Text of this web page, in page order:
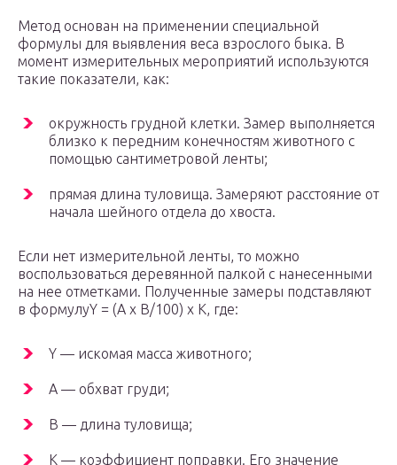
Метод основан на применении специальной
формулы для выявления веса взрослого быка. В
момент измерительных мероприятий используются
такие показатели, как:
окружность грудной клетки. Замер выполняется
близко к передним конечностям животного с
помощью сантиметровой ленты;
прямая длина туловища. Замеряют расстояние от
начала шейного отдела до хвоста.
Если нет измерительной ленты, то можно
воспользоваться деревянной палкой с нанесенными
на нее отметками. Полученные замеры подставляют
в формулуY = (A x B/100) x K, где:
Y — искомая масса животного;
А — обхват груди;
В — длина туловища;
К — коэффициент поправки. Его значение